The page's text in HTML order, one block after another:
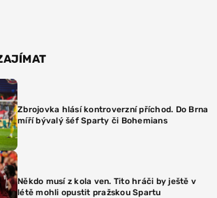
Zbrojovka hlásí kontroverzní příchod. Do Brna
míří bývalý šéf Sparty či Bohemians
Někdo musí z kola ven. Tito hráči by ještě v
létě mohli opustit pražskou Spartu